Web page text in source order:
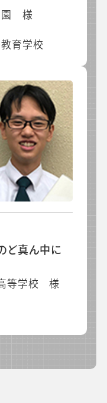
園 様
育学校
ど真ん中に
等学校 様